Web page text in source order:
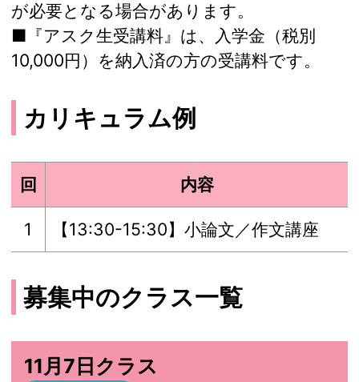
が必要となる場合があります。
■『アスク生受講料』は、入学金（税別
10,000円）を納入済の方の受講料です。
カリキュラム例
回 内容
1 【13:30-15:30】小論文／作文講座
募集中のクラス一覧
11月7日クラス